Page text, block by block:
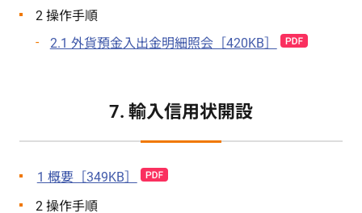
2 操作手順
2.1 外貨預金入出金明細照会［420KB］
7. 輸入信用状開設
1 概要［349KB］
2 操作手順